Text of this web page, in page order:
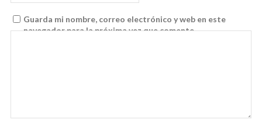
Guarda mi nombre, correo electrónico y web en este
navegador para la próxima vez que comente.